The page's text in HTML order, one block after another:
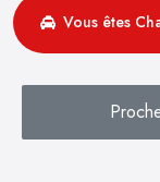
Vous êtes